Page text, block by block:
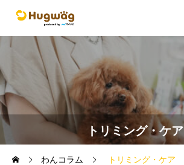
トリミング・ケア
わんコラム トリミング・ケア